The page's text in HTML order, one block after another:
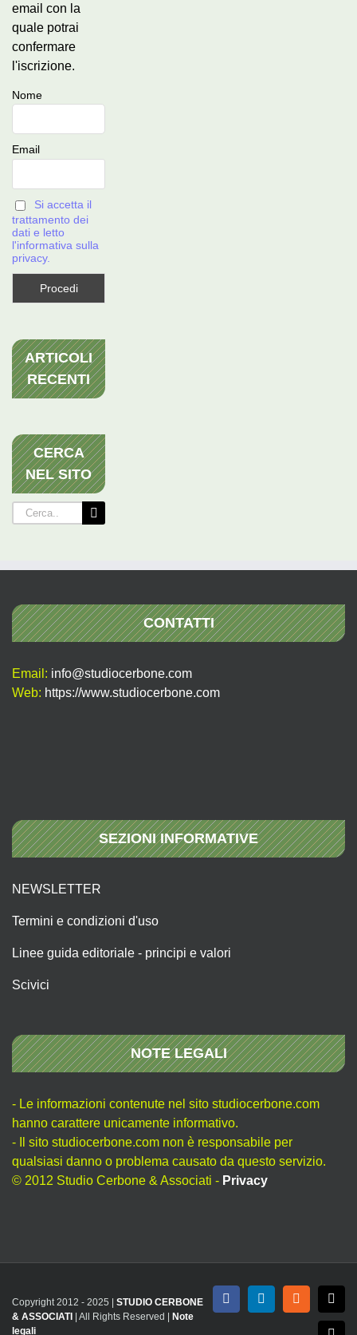
email con la
quale potrai
confermare
l'iscrizione.
Nome
Email
Si accetta il
trattamento dei
dati e letto
l'informativa sulla
privacy.
ARTICOLI
RECENTI
CERCA
NEL SITO
Cerca
per:
CONTATTI
Email: info@studiocerbone.com
Web: https://www.studiocerbone.com
SEZIONI INFORMATIVE
NEWSLETTER
Termini e condizioni d'uso
Linee guida editoriale - principi e valori
Scivici
NOTE LEGALI
- Le informazioni contenute nel sito studiocerbone.com
hanno carattere unicamente informativo.
- Il sito studiocerbone.com non è responsabile per
qualsiasi danno o problema causato da questo servizio.
© 2012 Studio Cerbone & Associati - Privacy
Copyright 2012 - 2025 | STUDIO CERBONE
& ASSOCIATI
| All Rights Reserved |
Note
legali
FacebookLinkedInRss X